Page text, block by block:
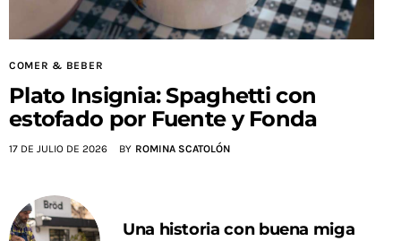
COMER & BEBER
Plato Insignia: Spaghetti con
estofado por Fuente y Fonda
17 DE JULIO DE 2026 BY ROMINA SCATOLÓN
Una historia con buena miga